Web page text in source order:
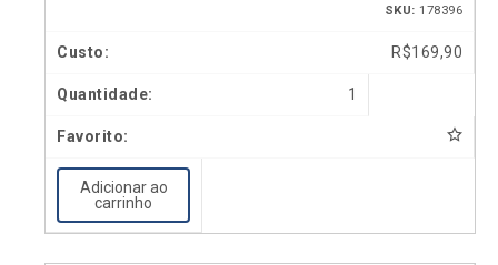
SKU: 178396
R$169,90
1
Adicionar ao
carrinho